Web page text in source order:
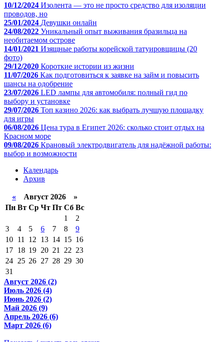
10/12/2024 Изолента — это не просто средство для изоляции
проводов, но
25/01/2024 Девушки онлайн
24/08/2022 Уникальный опыт выживания бразильца на
необитаемом острове
14/01/2021 Изящные работы корейской татуировщицы (20
фото)
29/12/2020 Короткие истории из жизни
11/07/2026 Как подготовиться к заявке на займ и повысить
шансы на одобрение
23/07/2026 LED лампы для автомобиля: полный гид по
выбору и установке
29/07/2026 Топ казино 2026: как выбрать лучшую площадку
для игры
06/08/2026 Цена тура в Египет 2026: сколько стоит отдых на
Красном море
09/08/2026 Крановый электродвигатель для надёжной работы:
выбор и возможности
Календарь
Архив
« Август 2026 »
Пн Вт Ср Чт Пт Сб Вс
1
2
3
4 5 6 7 8
9
10 11 12 13 14 15 16
17 18 19 20 21 22 23
24 25 26 27 28 29 30
31
Август 2026 (2)
Июль 2026 (4)
Июнь 2026 (2)
Май 2026 (9)
Апрель 2026 (6)
Март 2026 (6)